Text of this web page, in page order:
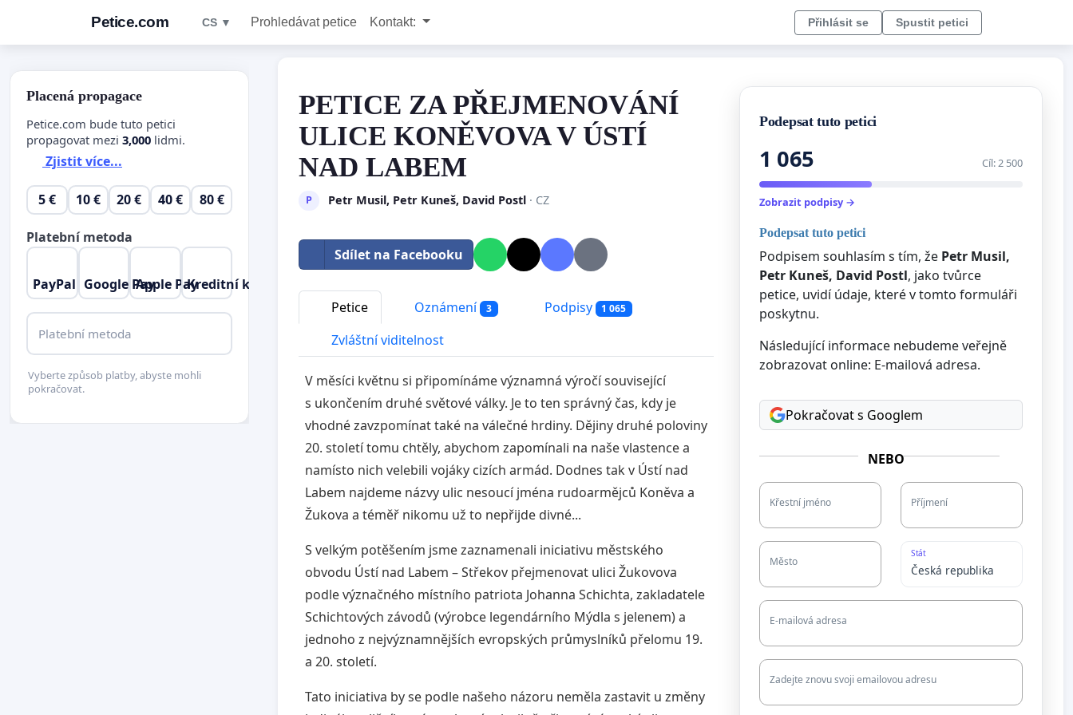
Petice.com CS ▼ Prohledávat petice Kontakt: Přihlásit se Spustit petici
PETICE ZA PŘEJMENOVÁNÍ
ULICE KONĚVOVA V ÚSTÍ
NAD LABEM
P Petr Musil, Petr Kuneš, David Postl· CZ
Sdílet na Facebooku
Petice Oznámení 3 Podpisy 1 065
Zvláštní viditelnost
V měsíci květnu si připomínáme významná výročí související
s ukončením druhé světové války. Je to ten správný čas, kdy je
vhodné zavzpomínat také na válečné hrdiny. Dějiny druhé poloviny
20. století tomu chtěly, abychom zapomínali na naše vlastence a
namísto nich velebili vojáky cizích armád. Dodnes tak v Ústí nad
Labem najdeme názvy ulic nesoucí jména rudoarmějců Koněva a
Žukova a téměř nikomu už to nepřijde divné...
S velkým potěšením jsme zaznamenali iniciativu městského
obvodu Ústí nad Labem – Střekov přejmenovat ulici Žukovova
podle význačného místního patriota Johanna Schichta, zakladatele
Schichtových závodů (výrobce legendárního Mýdla s jelenem) a
jednoho z nejvýznamnějších evropských průmyslníků přelomu 19.
a 20. století.
Tato iniciativa by se podle našeho názoru neměla zastavit u změny
Podepsat tuto petici
1 065 Cíl: 2 500
Zobrazit podpisy →
Podepsat tuto petici
Podpisem souhlasím s tím, že Petr Musil,
Petr Kuneš, David Postl, jako tvůrce
petice, uvidí údaje, které v tomto formuláři
poskytnu.
Následující informace nebudeme veřejně
zobrazovat online: E-mailová adresa.
Pokračovat s Googlem
NEBO
Křestní jméno Příjmení
Město
Stát
E-mailová adresa
Zadejte znovu svoji emailovou adresu
Placená propagace
Petice.com bude tuto petici
propagovat mezi 3,000 lidmi.
Zjistit více...
5 € 10 € 20 € 40 € 80 €
Platební metoda
PayPal Google PayApple PayKreditní karta
Platební metoda
Vyberte způsob platby, abyste mohli
pokračovat.